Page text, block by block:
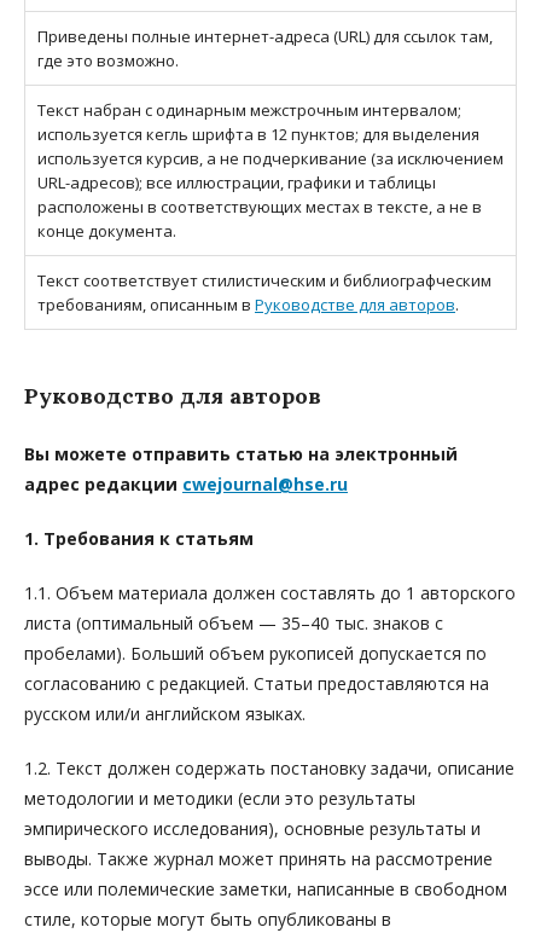
Приведены полные интернет-адреса (URL) для ссылок там,
где это возможно.
Текст набран с одинарным межстрочным интервалом;
используется кегль шрифта в 12 пунктов; для выделения
используется курсив, а не подчеркивание (за исключением
URL-адресов); все иллюстрации, графики и таблицы
расположены в соответствующих местах в тексте, а не в
конце документа.
Текст соответствует стилистическим и библиографческим
требованиям, описанным в Руководстве для авторов.
Руководство для авторов
Вы можете отправить статью на электронный
адрес редакции cwejournal@hse.ru
1. Требования к статьям
1.1. Объем материала должен составлять до 1 авторского
листа (оптимальный объем — 35–40 тыс. знаков с
пробелами). Больший объем рукописей допускается по
согласованию с редакцией. Статьи предоставляются на
русском или/и английском языках.
1.2. Текст должен содержать постановку задачи, описание
методологии и методики (если это результаты
эмпирического исследования), основные результаты и
выводы. Также журнал может принять на рассмотрение
эссе или полемические заметки, написанные в свободном
стиле, которые могут быть опубликованы в